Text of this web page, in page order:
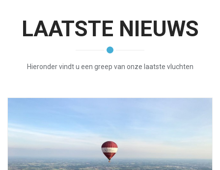
LAATSTE NIEUWS
Hieronder vindt u een greep van onze laatste vluchten